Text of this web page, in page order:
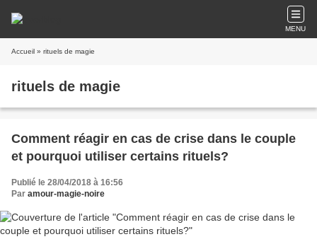
MENU
Accueil » rituels de magie
rituels de magie
Comment réagir en cas de crise dans le couple
et pourquoi utiliser certains rituels?
Publié le 28/04/2018 à 16:56
Par amour-magie-noire